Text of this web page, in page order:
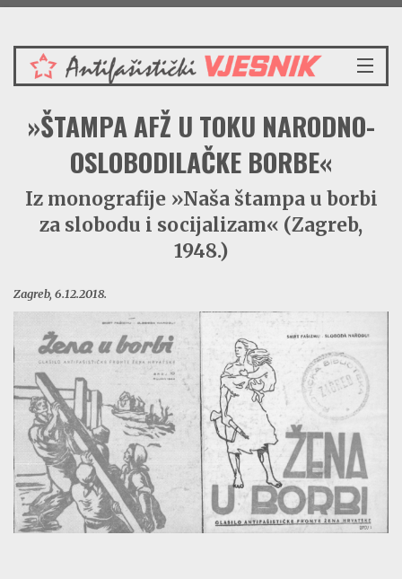
Subota 8.8.2026.
VIJESTI
REDAKCIJSKI KOMENTAR
VJESNIKOV KALENDAR
CRVENI ZABAVNIK
PRENOSIMO
NAŠE PJESME
»ŠTAMPA AFŽ U TOKU NARODNO-
OSLOBODILAČKE BORBE«
Iz monografije »Naša štampa u borbi
za slobodu i socijalizam« (Zagreb,
1948.)
Zagreb, 6.12.2018.